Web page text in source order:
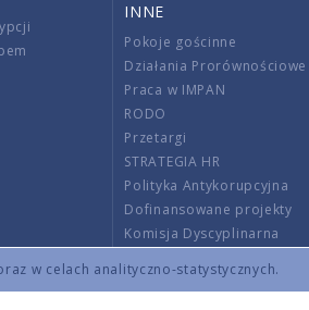
w celach analityczno-statystycznych.
INNE
Pokoje gościnne
Działania Prorównościowe
Praca w IMPAN
RODO
Przetargi
STRATEGIA HR
Polityka Antykorupcyjna
Dofinansowane projekty
Komisja Dyscyplinarna
Wnoszenie opłat